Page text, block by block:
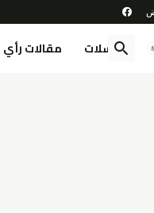
مسلسلات مقالات رأي